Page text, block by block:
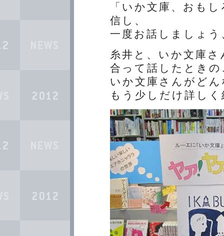
「いか文庫、おも
信し、
一度お話しましょ
糸井と、いか文庫さ
合って話したとき
いか文庫さんがど
もう少しだけ詳し